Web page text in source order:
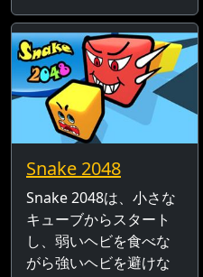
Snake 2048
Snake 2048は、小さな
キューブからスタート
し、弱いヘビを食べな
がら強いヘビを避けな